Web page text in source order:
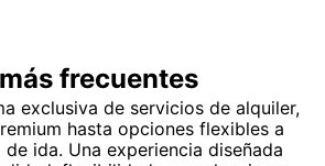
frecuentes
exclusiva de servicios de alquiler,
hasta opciones flexibles a
ida. Una experiencia diseñada